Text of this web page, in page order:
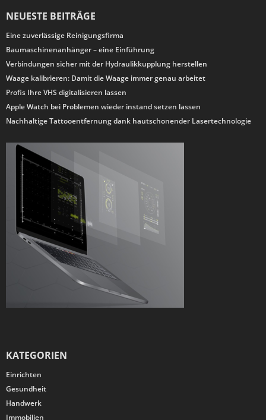
NEUESTE BEITRÄGE
Eine zuverlässige Reinigungsfirma
Baumaschinenanhänger – eine Einführung
Verbindungen sicher mit der Hydraulikkupplung herstellen
Waage kalibrieren: Damit die Waage immer genau arbeitet
Profis Ihre VHS digitalisieren lassen
Apple Watch bei Problemen wieder instand setzen lassen
Nachhaltige Tattooentfernung dank hautschonender Lasertechnologie
KATEGORIEN
Einrichten
Gesundheit
Handwerk
Immobilien